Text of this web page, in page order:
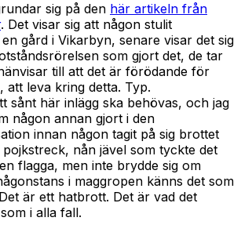
sig på den här artikeln från
. Det visar sig att någon stulit
gård i Vikarbyn, senare visar det sig
som gjort det, de tar
till att det är förödande för
leva kring detta. Typ.
sånt här inlägg ska behövas, och jag
någon annan gjort i den
innan någon tagit på sig brottet
nån jävel som tyckte det
flagga, men inte brydde sig om
i maggropen känns det som
är ett hatbrott. Det är vad det
i alla fall.